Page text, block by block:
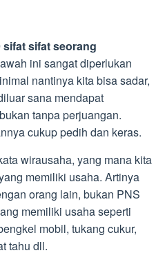
sifat sifat seorang
ini sangat diperlukan
nantinya kita bisa sadar,
sana mendapat
tanpa perjuangan.
cukup pedih dan keras.
wirausaha, yang mana kita
memiliki usaha. Artinya
orang lain, bukan PNS
memiliki usaha seperti
mobil, tukang cukur,
tahu dll.